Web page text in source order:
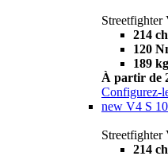
Streetfighter
214 ch
120
189 kg
À partir de
Configurez-
new V4 S
Streetfighter
214 ch